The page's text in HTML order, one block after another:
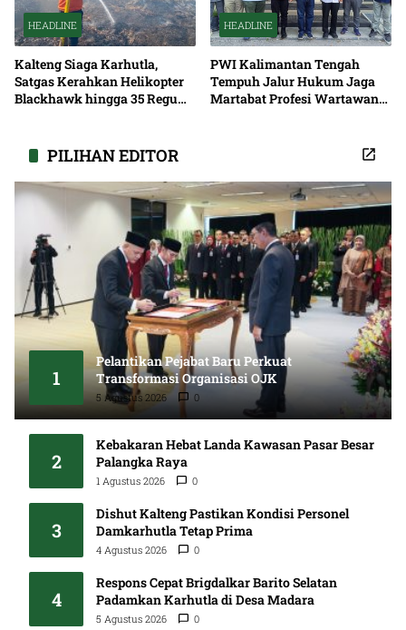
HEADLINE
Kalteng Siaga Karhutla,
Satgas Kerahkan Helikopter
Blackhawk hingga 35 Regu
HEADLINE
PWI Kalimantan Tengah
Tempuh Jalur Hukum Jaga
Martabat Profesi Wartawan
PILIHAN EDITOR
1
Pelantikan Pejabat Baru Perkuat
Transformasi Organisasi OJK
5 Agustus 2026 0
2
Kebakaran Hebat Landa Kawasan Pasar Besar
Palangka Raya
1 Agustus 2026 0
3
Dishut Kalteng Pastikan Kondisi Personel
Damkarhutla Tetap Prima
4 Agustus 2026 0
4
Respons Cepat Brigdalkar Barito Selatan
Padamkan Karhutla di Desa Madara
5 Agustus 2026 0